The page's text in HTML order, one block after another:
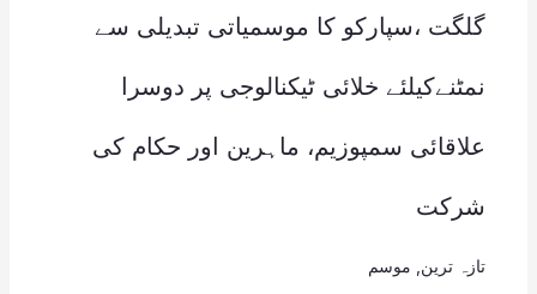
گلگت ،سپارکو کا موسمیاتی تبدیلی سے
نمٹنےکیلئے خلائی ٹیکنالوجی پر دوسرا
علاقائی سمپوزیم، ماہرین اور حکام کی
شرکت
تازہ ترین موسم